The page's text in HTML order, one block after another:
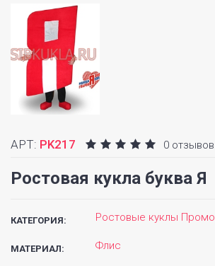
АРТ: PK217 0 отзывов
Ростовая кукла буква Я
КАТЕГОРИЯ: Ростовые куклы Промо
МАТЕРИАЛ: Флис